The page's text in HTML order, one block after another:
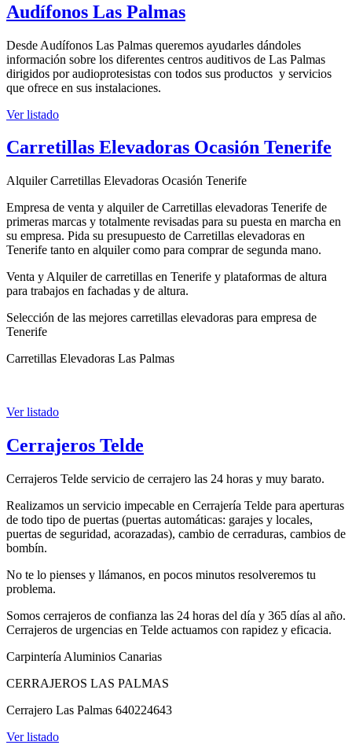
Audífonos Las Palmas
Desde Audífonos Las Palmas queremos ayudarles dándoles
información sobre los diferentes centros auditivos de Las Palmas
dirigidos por audioprotesistas con todos sus productos y servicios
que ofrece en sus instalaciones.
Ver listado
Carretillas Elevadoras Ocasión Tenerife
Alquiler Carretillas Elevadoras Ocasión Tenerife
Empresa de venta y alquiler de Carretillas elevadoras Tenerife de
primeras marcas y totalmente revisadas para su puesta en marcha en
su empresa. Pida su presupuesto de Carretillas elevadoras en
Tenerife tanto en alquiler como para comprar de segunda mano.
Venta y Alquiler de carretillas en Tenerife y plataformas de altura
para trabajos en fachadas y de altura.
Selección de las mejores carretillas elevadoras para empresa de
Tenerife
Carretillas Elevadoras Las Palmas
Ver listado
Cerrajeros Telde
Cerrajeros Telde servicio de cerrajero las 24 horas y muy barato.
Realizamos un servicio impecable en Cerrajería Telde para aperturas
de todo tipo de puertas (puertas automáticas: garajes y locales,
puertas de seguridad, acorazadas), cambio de cerraduras, cambios de
bombín.
No te lo pienses y llámanos, en pocos minutos resolveremos tu
problema.
Somos cerrajeros de confianza las 24 horas del día y 365 días al año.
Cerrajeros de urgencias en Telde actuamos con rapidez y eficacia.
Carpintería Aluminios Canarias
CERRAJEROS LAS PALMAS
Cerrajero Las Palmas 640224643
Ver listado